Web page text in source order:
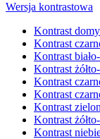
Wersja kontrastowa
Kontrast
Kontrast
Kontrast
Kontrast
Kontrast
Kontrast
Kontrast
Kontrast
Kontrast